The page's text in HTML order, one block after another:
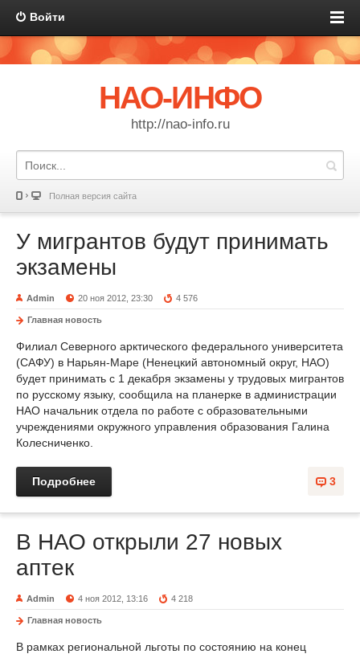
Войти
НАО-ИНФО
http://nao-info.ru
Полная версия сайта
У мигрантов будут принимать
экзамены
Admin 20 ноя 2012, 23:30 4 576
Главная новость
Филиал Северного арктического федерального университета
(САФУ) в Нарьян-Маре (Ненецкий автономный округ, НАО)
будет принимать с 1 декабря экзамены у трудовых мигрантов
по русскому языку, сообщила на планерке в администрации
НАО начальник отдела по работе с образовательными
учреждениями окружного управления образования Галина
Колесниченко.
3
Подробнее
В НАО открыли 27 новых
аптек
Admin 4 ноя 2012, 13:16 4 218
Главная новость
В рамках региональной льготы по состоянию на конец